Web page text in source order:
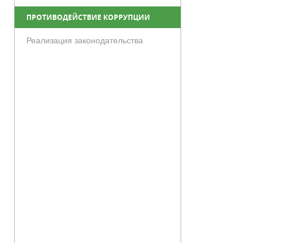
ПРОТИВОДЕЙСТВИЕ КОРРУПЦИИ
Реализация законодательства